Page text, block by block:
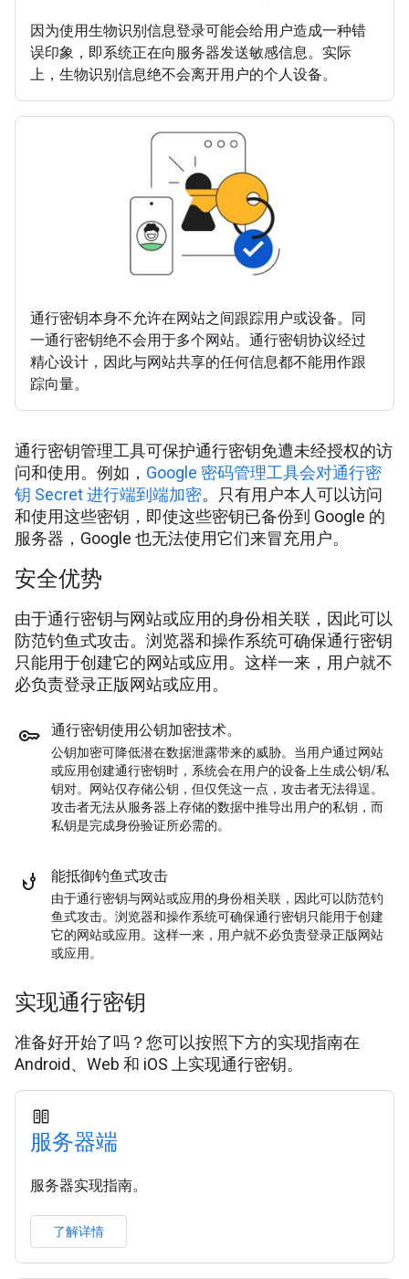
因为使用生物识别信息登录可能会给用户造成一种错
误印象，即系统正在向服务器发送敏感信息。实际
上，生物识别信息绝不会离开用户的个人设备。
通行密钥本身不允许在网站之间跟踪用户或设备。同
一通行密钥绝不会用于多个网站。通行密钥协议经过
精心设计，因此与网站共享的任何信息都不能用作跟
踪向量。
通行密钥管理工具可保护通行密钥免遭未经授权的访
问和使用。例如， Google 密码管理工具会对通行密
钥 Secret 进行端到端加密。只有用户本人可以访问
和使用这些密钥，即使这些密钥已备份到 Google 的
服务器，Google 也无法使用它们来冒充用户。
安全优势
由于通行密钥与网站或应用的身份相关联，因此可以
防范钓鱼式攻击。浏览器和操作系统可确保通行密钥
只能用于创建它的网站或应用。这样一来，用户就不
必负责登录正版网站或应用。
通行密钥使用公钥加密技术。
公钥加密可降低潜在数据泄露带来的威胁。当用户通过网站
或应用创建通行密钥时，系统会在用户的设备上生成公钥/私
钥对。网站仅存储公钥，但仅凭这一点，攻击者无法得逞。
攻击者无法从服务器上存储的数据中推导出用户的私钥，而
私钥是完成身份验证所必需的。
能抵御钓鱼式攻击
由于通行密钥与网站或应用的身份相关联，因此可以防范钓
鱼式攻击。浏览器和操作系统可确保通行密钥只能用于创建
它的网站或应用。这样一来，用户就不必负责登录正版网站
或应用。
实现通行密钥
准备好开始了吗？您可以按照下方的实现指南在
Android、Web 和 iOS 上实现通行密钥。
服务器端
服务器实现指南。
了解详情